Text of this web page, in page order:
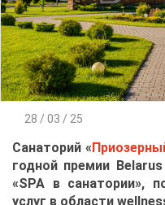
28 / 03 / 25
Са­на­то­рий «
год­ной пре­мии
«SPA в са­на­то­рии»,
услуг в об­ла­сти